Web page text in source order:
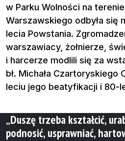
w Parku Wolności na
Warszawskiego odbyła się
lecia Powstania.
warszawiacy, żołnierze,
i harcerze modlili się za
bł. Michała Czartoryskiego
leciu jego beatyfikacji i 80-
„Duszę trzeba kształcić,
podnosić, usprawniać,